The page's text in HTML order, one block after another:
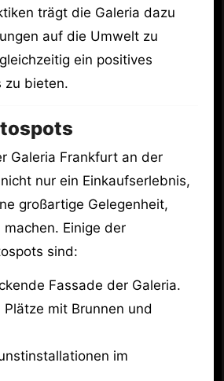
trägt die Galeria dazu
auf die Umwelt zu
ein positives
zu bieten.
Galeria Frankfurt an der
nur ein Einkaufserlebnis,
großartige Gelegenheit,
machen. Einige der
sind:
Fassade der Galeria.
Plätze mit Brunnen und
im